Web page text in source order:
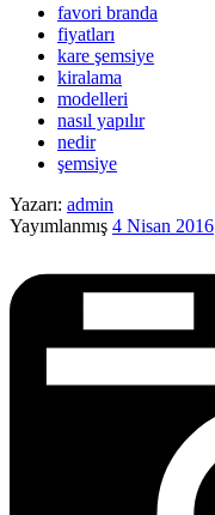
favori branda
fiyatları
kare şemsiye
kiralama
modelleri
nasıl yapılır
nedir
şemsiye
Yazarı: admin
Yayımlanmış 4 Nisan 2016